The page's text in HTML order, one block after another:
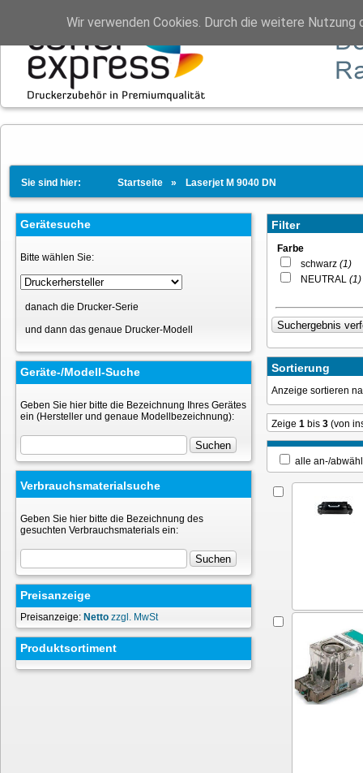
Sie sind hier: Startseite Laserjet M 9040 DN
Gerätesuche
Bitte wählen Sie:
danach die Drucker-Serie
und dann das genaue Drucker-Modell
Geräte-/Modell-Suche
Geben Sie hier bitte die Bezeichnung Ihres Gerätes
ein (Hersteller und genaue Modellbezeichnung):
Verbrauchsmaterialsuche
Geben Sie hier bitte die Bezeichnung des
gesuchten Verbrauchsmaterials ein:
Preisanzeige
Preisanzeige: Netto zzgl. MwSt
Produktsortiment
Filter
Farbe
schwarz (1)
NEUTRAL (1)
Sortierung
Anzeige sortieren
Zeige 1 bis 3 (von
alle an-/
Wir verwenden Cookies. Durch die weitere